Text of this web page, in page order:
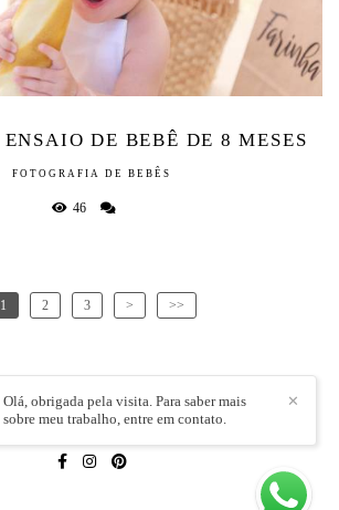
DE BEBÊ DE 8 MESES
FOTOGRAFIA DE BEBÊS
46
1 2 3 > >>
LÍVIA CAPELI/CONTATO
✕
Olá, obrigada pela visita. Para saber mais
sobre meu trabalho, entre em contato.